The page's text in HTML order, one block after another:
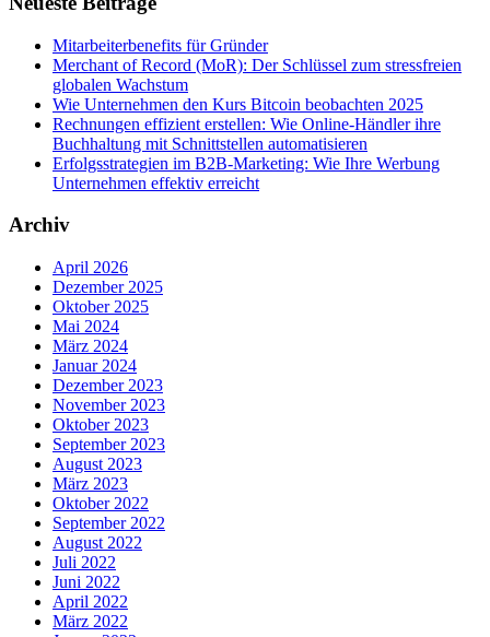
Mitarbeiterbenefits für Gründer
Merchant of Record (MoR): Der Schlüssel zum stressfreien
globalen Wachstum
Wie Unternehmen den Kurs Bitcoin beobachten 2025
Rechnungen effizient erstellen: Wie Online-Händler ihre
Buchhaltung mit Schnittstellen automatisieren
Erfolgsstrategien im B2B-Marketing: Wie Ihre Werbung
Unternehmen effektiv erreicht
Archiv
April 2026
Dezember 2025
Oktober 2025
Mai 2024
März 2024
Januar 2024
Dezember 2023
November 2023
Oktober 2023
September 2023
August 2023
März 2023
Oktober 2022
September 2022
August 2022
Juli 2022
Juni 2022
April 2022
März 2022